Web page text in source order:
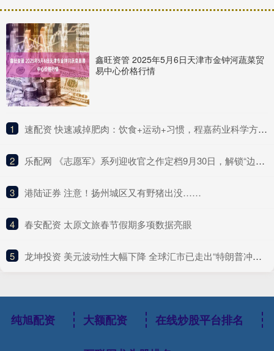
鑫旺资管 2025年5月6日天津市金钟河蔬菜贸
易中心价格行情
1 ​速配资 快速减掉肥肉：饮食+运动+习惯，程嘉药业科学方法全解析
2 ​乐配网 《志愿军》系列迎收官之作定档9月30日，解锁“边打边谈”新战局
3 ​港陆证券 注意！扬州城区又有野猪出没……
4 ​春安配资 太原文旅春节假期多项数据亮眼
5 ​龙坤投资 美元波动性大幅下降 全球汇市已走出“特朗普冲击”阴影？
纯旭配资 大额配资 在线炒股平台排名